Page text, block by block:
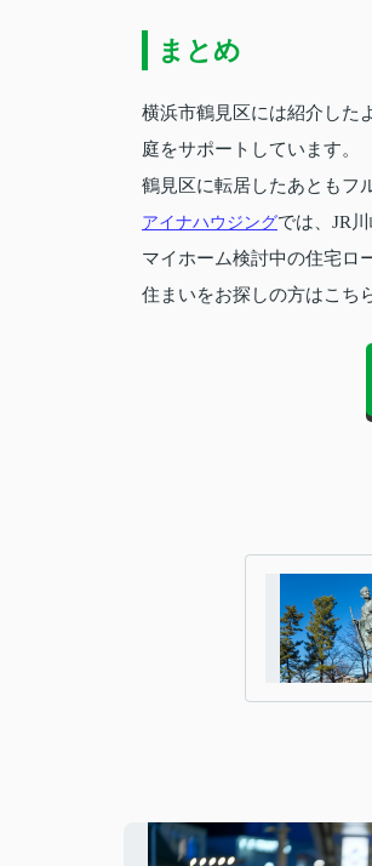
まとめ
横浜市鶴見区には紹介した
庭をサポートしています。
鶴見区に転居したあともフ
アイナハウジングでは、JR
マイホーム検討中の住宅ロ
住まいをお探しの方はこち